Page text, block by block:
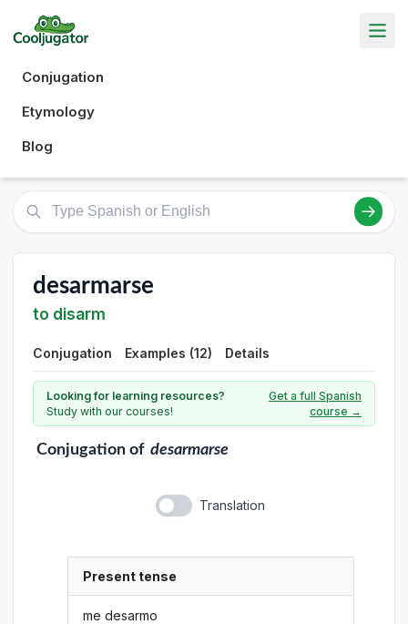
Conjugation
Etymology
Blog
desarmarse
to disarm
Conjugation Examples (12) Details
Looking for learning resources?
Study with our courses!
Get a full Spanish
course →
Conjugationof desarmarse
Translation
Present tense
me desarmo